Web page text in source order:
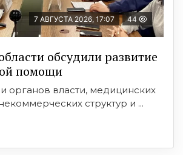
7 АВГУСТА 2026, 17:07 44
обсудили развитие
помощи
органов власти, медицинских
структур и ...